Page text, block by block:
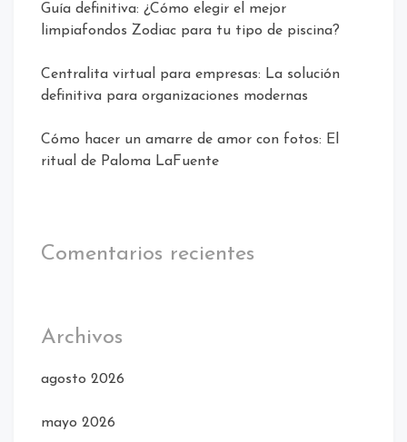
Guía definitiva: ¿Cómo elegir el mejor
limpiafondos Zodiac para tu tipo de piscina?
Centralita virtual para empresas: La solución
definitiva para organizaciones modernas
Cómo hacer un amarre de amor con fotos: El
ritual de Paloma LaFuente
Comentarios recientes
Archivos
agosto 2026
mayo 2026